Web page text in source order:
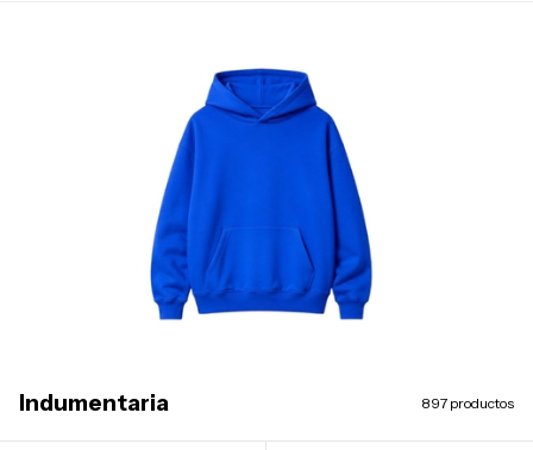
Indumentaria 897 productos